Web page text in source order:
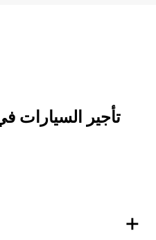
تأجير السيارات